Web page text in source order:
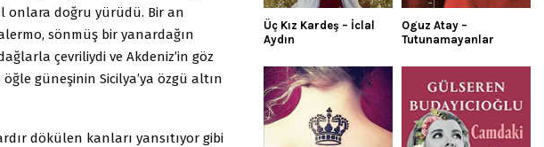
onlara doğru yürüdü. Bir an
sönmüş bir yanardağın
çevriliydi ve Akdeniz’in göz
güneşinin Sicilya’ya özgü altın
dökülen kanları yansıtıyor gibi
Üç Kız Kardeş – İclal
Aydın
Oguz Atay –
Tutunamayanlar